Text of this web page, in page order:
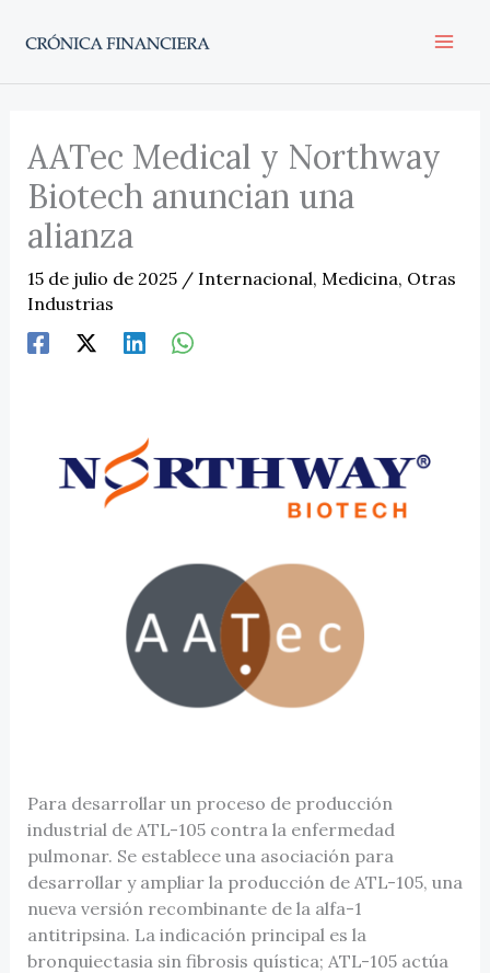
AATec Medical y Northway
Biotech anuncian una
alianza
15 de julio de 2025 / Internacional, Medicina, Otras
Industrias
Para desarrollar un proceso de producción
industrial de ATL-105 contra la enfermedad
pulmonar. Se establece una asociación para
desarrollar y ampliar la producción de ATL-105, una
nueva versión recombinante de la alfa-1
antitripsina. La indicación principal es la
bronquiectasia sin fibrosis quística; ATL-105 actúa